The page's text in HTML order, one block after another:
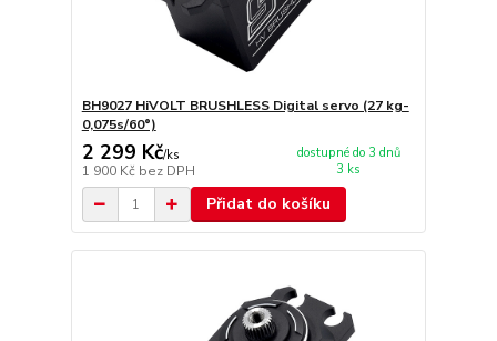
BH9027 HiVOLT BRUSHLESS Digital servo (27 kg-
0,075s/60°)
2 299 Kč/ks
1 900 Kč bez DPH
dostupné do 3 dnů
3 ks
Přidat do košíku